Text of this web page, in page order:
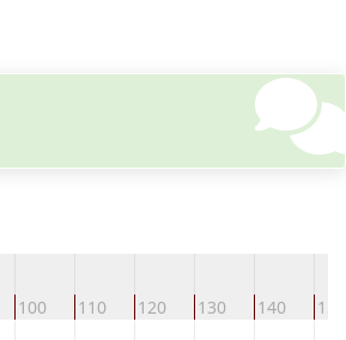
100 110 120 130 140 150